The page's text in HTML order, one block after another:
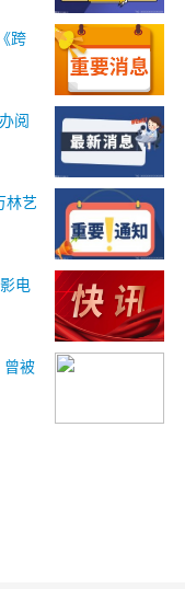
跨
阅
林艺
电
曾被